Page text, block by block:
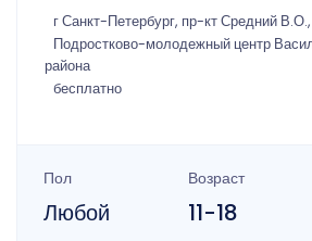
г Санкт-Петербург, пр-кт Средний
Подростково-молодежный центр
района
бесплатно
Пол
Любой
Возраст
11-18